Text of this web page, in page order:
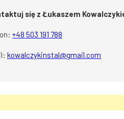
się z Łukaszem
+48 503 191 788
kowalczykinstal@gmail.com